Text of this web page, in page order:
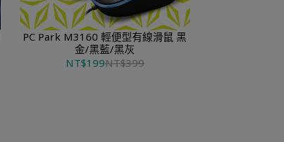
PC Park M3160 輕便型有線滑鼠 黑
金/黑藍/黑灰
NT$199NT$399